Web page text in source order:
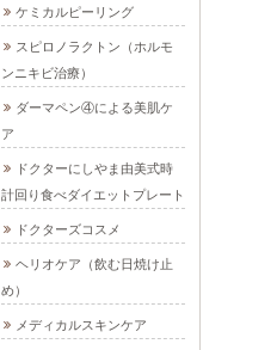
ケミカルピーリング
スピロノラクトン（ホルモ
ンニキビ治療）
ダーマペン④による美肌ケ
ア
ドクターにしやま由美式時
計回り食べダイエットプレート
ドクターズコスメ
ヘリオケア（飲む日焼け止
め）
メディカルスキンケア